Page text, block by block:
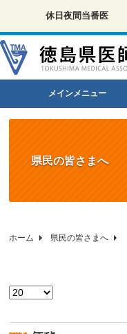
休日夜間当番医
メインメニュー
県民の皆さまへ
ホーム 県民の皆さまへ
表示数